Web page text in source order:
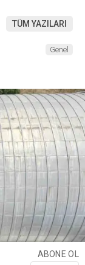
TÜM YAZILARI
Genel
ABONE OL